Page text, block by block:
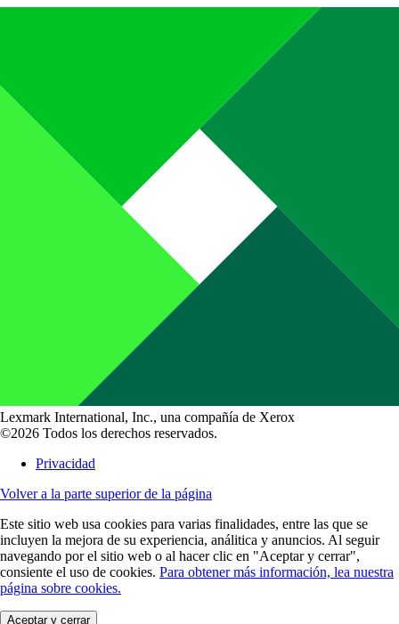
Lexmark International, Inc., una compañía de Xerox
©2026 Todos los derechos reservados.
Privacidad
Volver a la parte superior de la página
Este sitio web usa cookies para varias finalidades, entre las que se
incluyen la mejora de su experiencia, análitica y anuncios. Al seguir
navegando por el sitio web o al hacer clic en "Aceptar y cerrar",
consiente el uso de cookies. Para obtener más información, lea nuestra
página sobre cookies.
Aceptar y cerrar